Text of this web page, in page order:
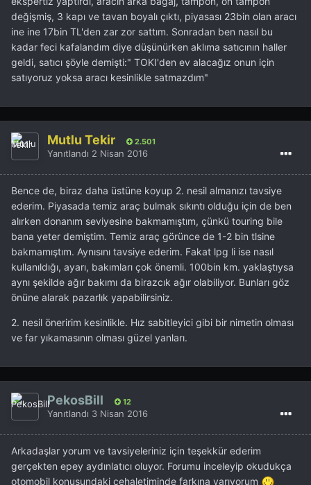
değişmiş, 3 kapı ve tavan boyalı çıktı, piyasası 23bin olan aracı
ine ine 17bin TL'den zar zor sattım. Sonradan ben nasıl bu
kadar feci kafalandım diye düşünürken aklıma satıcının haller
geldi, satıcı şöyle demişti:" TOKI'den ev alacağız onun için
satıyoruz yoksa aracı kesinlikle satmazdım"
Mutlu Tekir 2.501
Yanıtlandı 2 Nisan 2016
Bence de, biraz daha üstüne koyup 2. nesil almanızı tavsiye
ederim. Piyasada temiz araç bulmak sıkıntı olduğu için de ben
alırken donanım seviyesine bakmamıştım, çünkü touring bile
bana yeter demiştim. Temiz araç görünce de 1-2 bin tlsine
bakmamıştım. Aynısını tavsiye ederim. Fakat lpg li ise nasıl
kullanıldığı, ayarı, bakımları çok önemli. 100bin km. yaklaştıysa
aynı şekilde ağır bakımı da birazcık ağır olabiliyor. Bunları göz
önüne alarak pazarlık yapabilirsiniz.
2. nesil öneririm kesinlikle. Hız sabitleyici gibi bir nimetin olması
ve far yıkamasının olması güzel yanları.
PekosBill 12
Yanıtlandı 3 Nisan 2016
Arkadaşlar yorum ve tavsiyeleriniz için teşekkür ederim
gerçekten epey aydınlatıcı oluyor. Forumu inceleyip okudukça
otomobil konusundaki cehaletiminde farkına varıyorum